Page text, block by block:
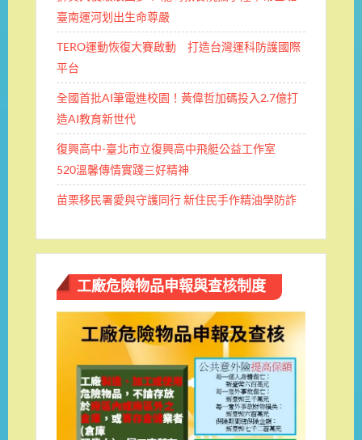
臺南運河划出生命尊嚴
TERO運動恢復大賽啟動 打造台灣運科防護國際
平台
全國首批AI筆電進校園！黃偉哲加碼投入2.7億打
造AI教育新世代
復興高中-臺北市立復興高中飛艇公益工作室
520溫馨傳情實踐三好精神
苗栗移民署愛與守護同行 新住民手作精油學防詐
工廠危險物品申報與查核制度